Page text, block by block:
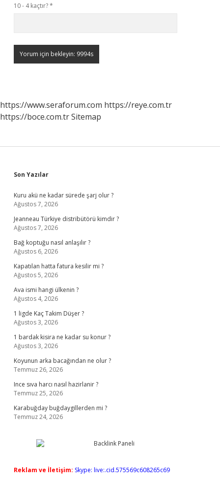
10 - 4 kaçtır?*
https://www.seraforum.com https://reye.com.tr
https://boce.com.trSitemap
Sidebar
Son Yazılar
Kuru akü ne kadar sürede şarj olur ?
Ağustos 7, 2026
Jeanneau Türkiye distribütörü kimdir ?
Ağustos 7, 2026
Bağ koptuğu nasıl anlaşılır ?
Ağustos 6, 2026
Kapatılan hatta fatura kesilir mi ?
Ağustos 5, 2026
Ava ismi hangi ülkenin ?
Ağustos 4, 2026
1 ligde Kaç Takim Düşer ?
Ağustos 3, 2026
1 bardak kisira ne kadar su konur ?
Ağustos 3, 2026
Koyunun arka bacağından ne olur ?
Temmuz 26, 2026
Ince sıva harcı nasıl hazirlanir ?
Temmuz 25, 2026
Karabuğday buğdaygillerden mi ?
Temmuz 24, 2026
Reklam ve İletişim: Skype: live:.cid.575569c608265c69